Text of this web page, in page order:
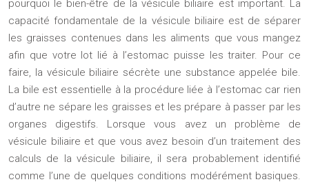
pourquoi le bien-être de la vésicule biliaire est important. La
capacité fondamentale de la vésicule biliaire est de séparer
les graisses contenues dans les aliments que vous mangez
afin que votre lot lié à l’estomac puisse les traiter. Pour ce
faire, la vésicule biliaire sécrète une substance appelée bile.
La bile est essentielle à la procédure liée à l’estomac car rien
d’autre ne sépare les graisses et les prépare à passer par les
organes digestifs. Lorsque vous avez un problème de
vésicule biliaire et que vous avez besoin d’un traitement des
calculs de la vésicule biliaire, il sera probablement identifié
comme l’une de quelques conditions modérément basiques.